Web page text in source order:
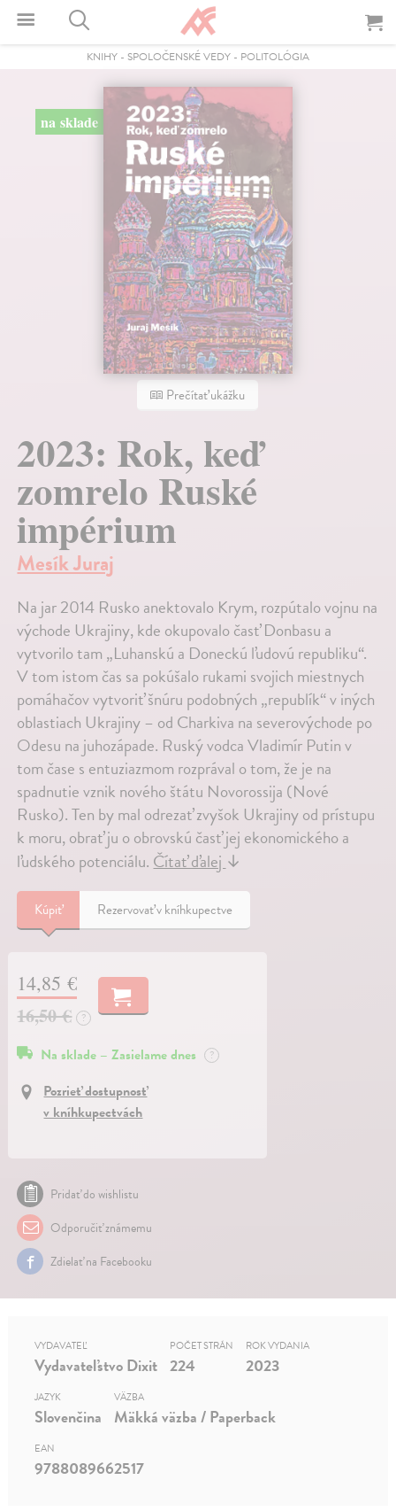
KNIHY - SPOLOČENSKÉ VEDY - POLITOLÓGIA
na sklade
Prečítať ukážku
2023: Rok, keď
zomrelo Ruské
impérium
Mesík Juraj
Na jar 2014 Rusko anektovalo Krym, rozpútalo vojnu na
východe Ukrajiny, kde okupovalo časť Donbasu a
vytvorilo tam „Luhanskú a Doneckú ľudovú republiku“.
V tom istom čas sa pokúšalo rukami svojich miestnych
pomáhačov vytvoriť šnúru podobných „republík“ v iných
oblastiach Ukrajiny – od Charkiva na severovýchode po
Odesu na juhozápade. Ruský vodca Vladimír Putin v
tom čase s entuziazmom rozprával o tom, že je na
spadnutie vznik nového štátu Novorossija (Nové
Rusko). Ten by mal odrezať zvyšok Ukrajiny od prístupu
k moru, obrať ju o obrovskú časť jej ekonomického a
ľudského potenciálu.Čítať ďalej↓
Kúpiť Rezervovať v kníhkupectve
14,85 €
16,50 €
?
Na sklade – Zasielame dnes ?
Pozrieť dostupnosť
v kníhkupectvách
Pridať do wishlistu
Odporučiť známemu
Zdielať na Facebooku
VYDAVATEĽ
Vydavateľstvo Dixit
POČET STRÁN
224
ROK VYDANIA
2023
JAZYK
Slovenčina
VÄZBA
Mäkká väzba / Paperback
EAN
9788089662517